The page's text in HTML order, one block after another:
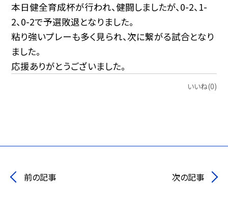
本日健全育成杯が行われ、健闘しましたが、0-2、1-
2、0-2で予選敗退となりました。
粘り強いプレーも多く見られ、次に繋がる試合となり
ました。
応援ありがとうございました。
いいね(0)
前の記事 次の記事